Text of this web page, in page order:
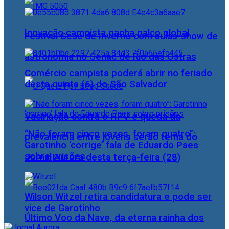
Festival Sesc de Inverno com aulas-show de
astronomia no Senac de Rio das Ostras
Vacinação contra o HPV e queda da
prevalência entre jovens serão tema do
Jornal Aurora desta terça-feira (28)
Último Voo da Nave, da eterna rainha dos
Inovação campista ganha palco global
Comércio campista poderá abrir no feriado
desta quinta (6) do São Salvador
“Não foram cinco vezes, foram quatro”:
Garotinho ‘corrige’ fala de Eduardo Paes
sobre prisões
Wilson Witzel retira candidatura e pode ser
vice de Garotinho